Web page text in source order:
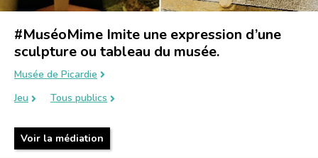
#MuséoMime Imite une expression d’une
sculpture ou tableau du musée.
Musée de Picardie
Jeu
Tous publics
Voir la médiation